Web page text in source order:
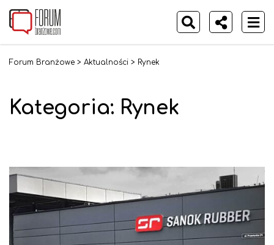
Forum Branżowe > Aktualności > Rynek
Kategoria: Rynek